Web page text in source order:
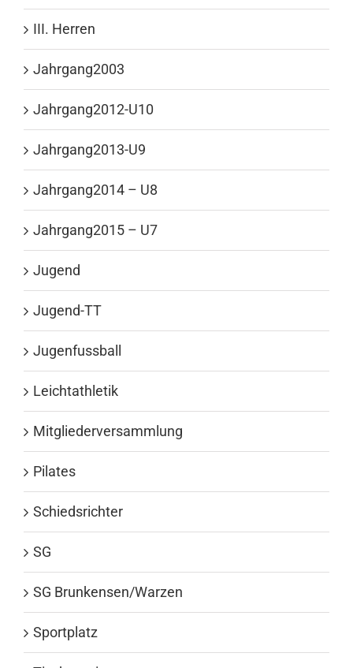
III. Herren
Jahrgang2003
Jahrgang2012-U10
Jahrgang2013-U9
Jahrgang2014 – U8
Jahrgang2015 – U7
Jugend
Jugend-TT
Jugenfussball
Leichtathletik
Mitgliederversammlung
Pilates
Schiedsrichter
SG
SG Brunkensen/Warzen
Sportplatz